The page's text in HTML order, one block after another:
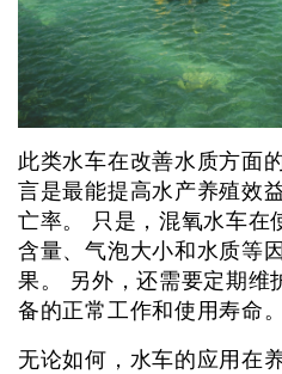
此类水车在改善水质方面
言是最能提高水产养殖效
亡率。 只是，混氧水车在
含量、气泡大小和水质等
果。 另外，还需要定期维
备的正常工作和使用寿命。
无论如何，水车的应用在